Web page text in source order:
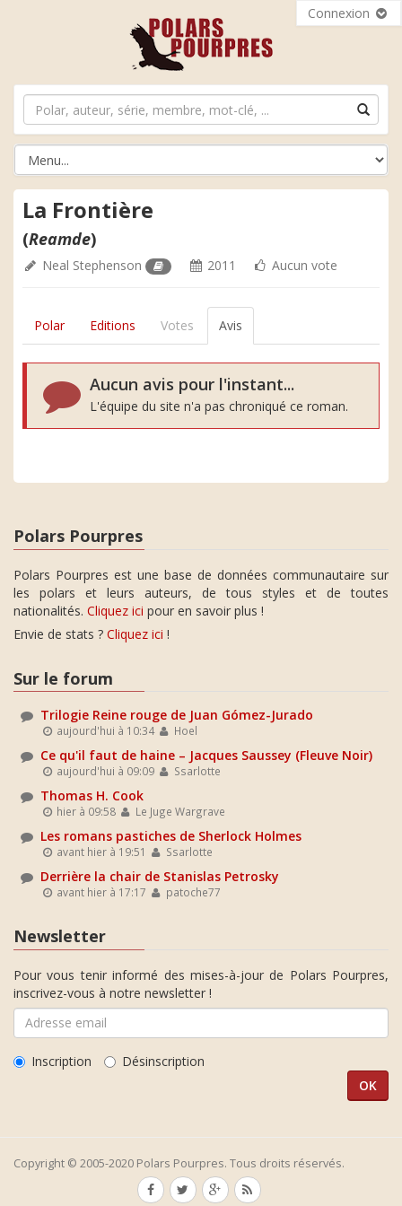
Connexion
La Frontière
(Reamde)
Neal Stephenson 2011 Aucun vote
Polar Editions Votes Avis
Aucun avis pour l'instant...
L'équipe du site n'a pas chroniqué ce roman.
Polars Pourpres
Polars Pourpres est une base de données communautaire sur
les polars et leurs auteurs, de tous styles et de toutes
nationalités. Cliquez ici pour en savoir plus !
Envie de stats ? Cliquez ici !
Sur le forum
Trilogie Reine rouge de Juan Gómez-Jurado
aujourd'hui à 10:34 Hoel
Ce qu'il faut de haine – Jacques Saussey (Fleuve Noir)
aujourd'hui à 09:09 Ssarlotte
Thomas H. Cook
hier à 09:58 Le Juge Wargrave
Les romans pastiches de Sherlock Holmes
avant hier à 19:51 Ssarlotte
Derrière la chair de Stanislas Petrosky
avant hier à 17:17 patoche77
Newsletter
Pour vous tenir informé des mises-à-jour de Polars Pourpres,
inscrivez-vous à notre newsletter !
Inscription Désinscription
Copyright © 2005-2020 Polars Pourpres. Tous droits réservés.